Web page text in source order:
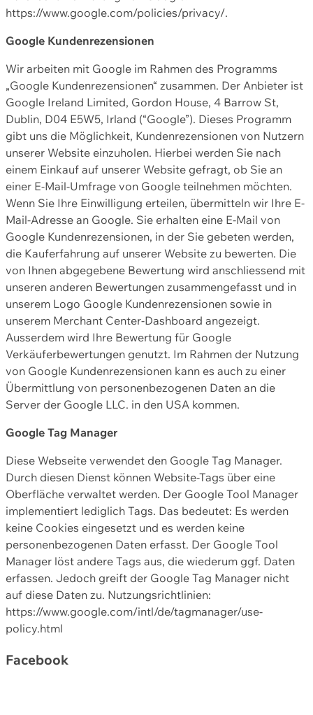
https://www.google.com/policies/privacy/.
Google Kundenrezensionen
Wir arbeiten mit Google im Rahmen des Programms
„Google Kundenrezensionen“ zusammen. Der Anbieter ist
Google Ireland Limited, Gordon House, 4 Barrow St,
Dublin, D04 E5W5, Irland (“Google”). Dieses Programm
gibt uns die Möglichkeit, Kundenrezensionen von Nutzern
unserer Website einzuholen. Hierbei werden Sie nach
einem Einkauf auf unserer Website gefragt, ob Sie an
einer E-Mail-Umfrage von Google teilnehmen möchten.
Wenn Sie Ihre Einwilligung erteilen, übermitteln wir Ihre E-
Mail-Adresse an Google. Sie erhalten eine E-Mail von
Google Kundenrezensionen, in der Sie gebeten werden,
die Kauferfahrung auf unserer Website zu bewerten. Die
von Ihnen abgegebene Bewertung wird anschliessend mit
unseren anderen Bewertungen zusammengefasst und in
unserem Logo Google Kundenrezensionen sowie in
unserem Merchant Center-Dashboard angezeigt.
Ausserdem wird Ihre Bewertung für Google
Verkäuferbewertungen genutzt. Im Rahmen der Nutzung
von Google Kundenrezensionen kann es auch zu einer
Übermittlung von personenbezogenen Daten an die
Server der Google LLC. in den USA kommen.
Google Tag Manager
Diese Webseite verwendet den Google Tag Manager.
Durch diesen Dienst können Website-Tags über eine
Oberfläche verwaltet werden. Der Google Tool Manager
implementiert lediglich Tags. Das bedeutet: Es werden
keine Cookies eingesetzt und es werden keine
personenbezogenen Daten erfasst. Der Google Tool
Manager löst andere Tags aus, die wiederum ggf. Daten
erfassen. Jedoch greift der Google Tag Manager nicht
auf diese Daten zu. Nutzungsrichtlinien:
https://www.google.com/intl/de/tagmanager/use-
policy.html
Facebook